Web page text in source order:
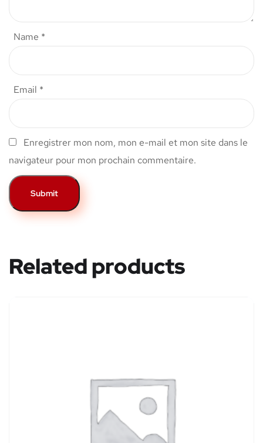
Name *
Email *
Enregistrer mon nom, mon e-mail et mon site dans le
navigateur pour mon prochain commentaire.
Related products